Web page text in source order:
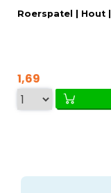
Roerspatel | Hout
1,69